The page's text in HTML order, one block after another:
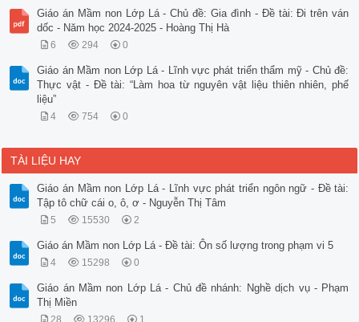
Giáo án Mầm non Lớp Lá - Chủ đề: Gia đình - Đề tài: Đi trên ván
dốc - Năm học 2024-2025 - Hoàng Thị Hà
6 294 0
Giáo án Mầm non Lớp Lá - Lĩnh vực phát triển thẩm mỹ - Chủ đề:
Thực vật - Đề tài: “Làm hoa từ nguyên vật liệu thiên nhiên, phế
liệu”
4 754 0
TÀI LIỆU HAY
Giáo án Mầm non Lớp Lá - Lĩnh vực phát triển ngôn ngữ - Đề tài:
Tập tô chữ cái o, ô, ơ - Nguyễn Thị Tâm
5 15530 2
Giáo án Mầm non Lớp Lá - Đề tài: Ôn số lượng trong phạm vi 5
4 15298 0
Giáo án Mầm non Lớp Lá - Chủ đề nhánh: Nghề dịch vụ - Phạm
Thị Miền
28 13296 1